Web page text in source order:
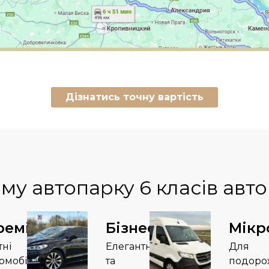
Дізнатись точну вартість
автопарку 6 класів
Бізнес
Елегантні
та
Для